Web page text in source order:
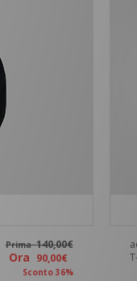
Prima140,00€
Ora 90,00€
Sconto 36%